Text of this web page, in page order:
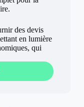
des devis
en lumière
qui